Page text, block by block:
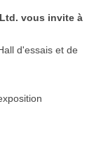
vous invite à
d'essais et de